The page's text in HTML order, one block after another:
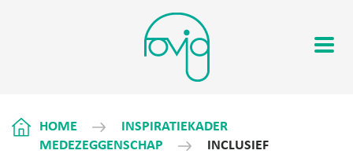
HOME
INSPIRATIEKADER
MEDEZEGGENSCHAP
INCLUSIEF